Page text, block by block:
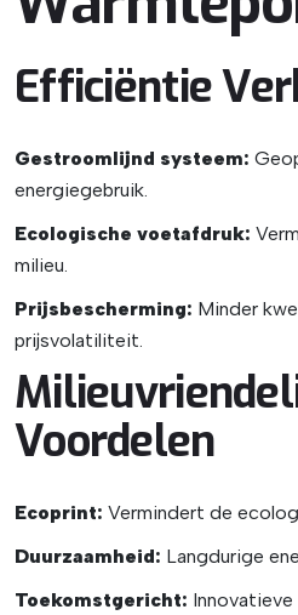
Efficiëntie
Gestroomlijnd systeem:
energiegebruik.
Ecologische voetafdruk:
milieu.
Prijsbescherming: Minder
prijsvolatiliteit.
Voordelen
Ecoprint: Vermindert de
Duurzaamheid: Langdurige
Toekomstgericht: